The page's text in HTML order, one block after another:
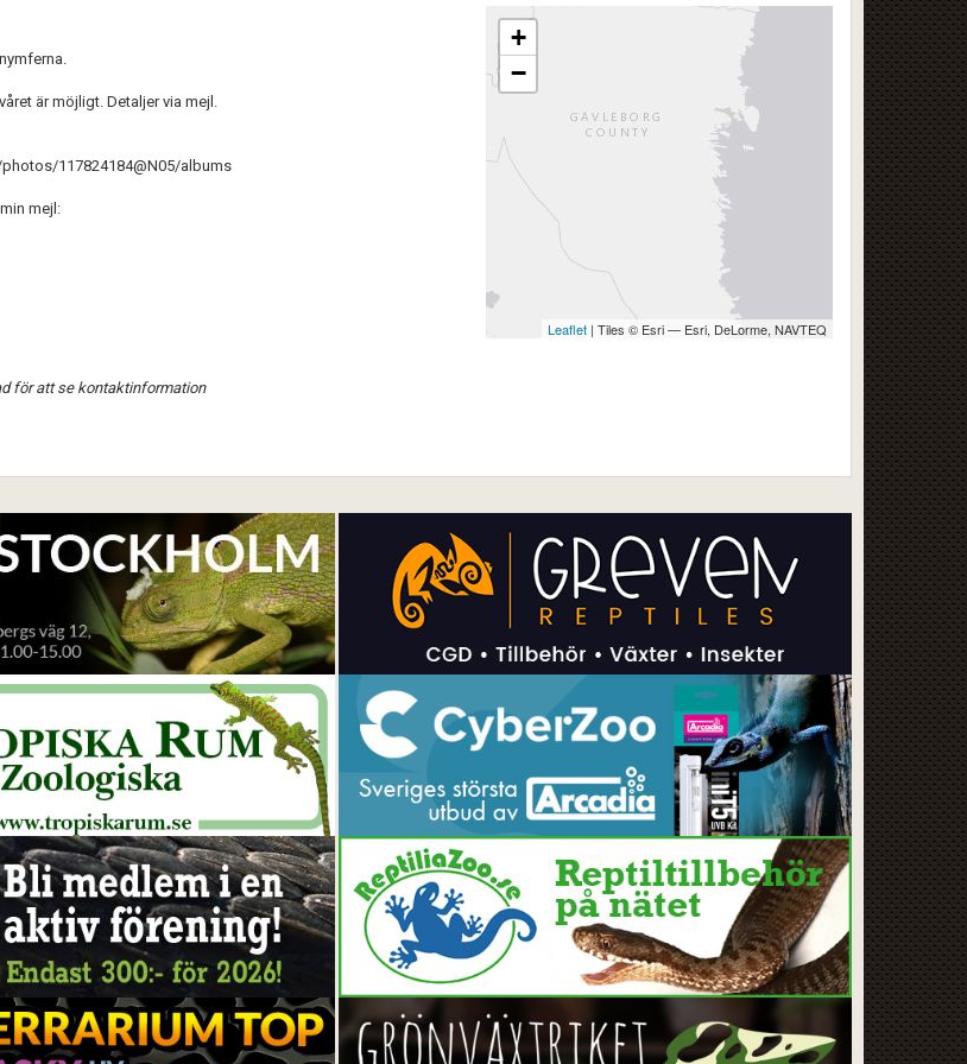
+
−
Leaflet | Tiles © Esri — Esri, DeLorme, NAVTEQ
är möjligt. Detaljer via mejl.
117824184@N05/albums
mejl:
för att se kontaktinformation
Inaktivera annons